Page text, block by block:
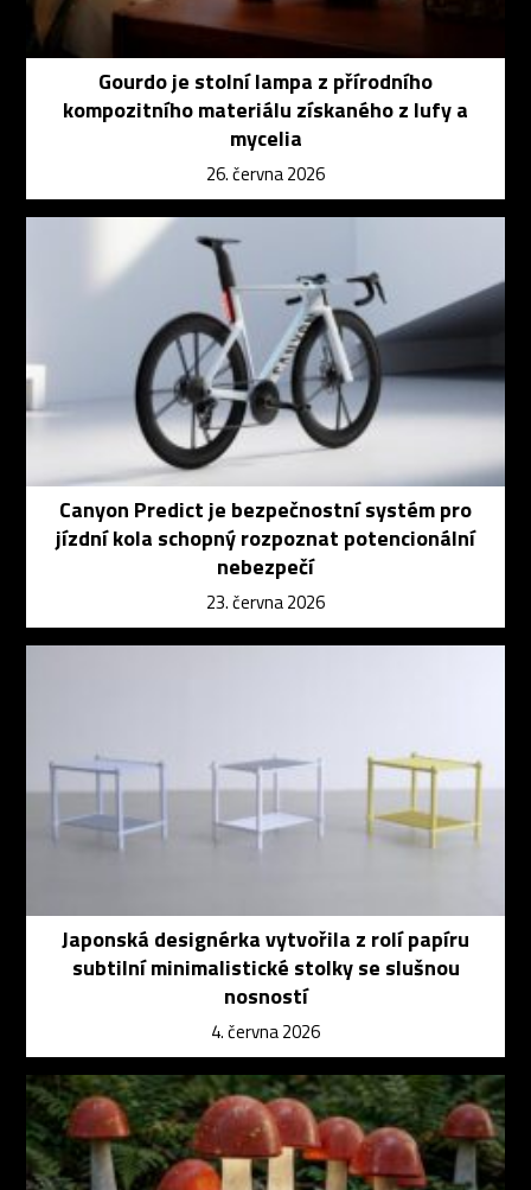
Gourdo je stolní lampa z přírodního
kompozitního materiálu získaného z lufy a
mycelia
26. června 2026
Canyon Predict je bezpečnostní systém pro
jízdní kola schopný rozpoznat potencionální
nebezpečí
23. června 2026
Japonská designérka vytvořila z rolí papíru
subtilní minimalistické stolky se slušnou
nosností
4. června 2026